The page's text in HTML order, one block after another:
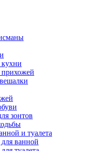
зонтов
и туалета
ванной